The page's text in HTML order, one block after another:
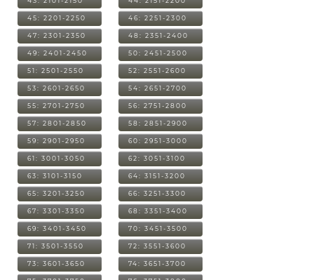
45: 2201-2250 46: 2251-2300
47: 2301-2350 48: 2351-2400
49: 2401-2450 50: 2451-2500
51: 2501-2550 52: 2551-2600
53: 2601-2650 54: 2651-2700
55: 2701-2750 56: 2751-2800
57: 2801-2850 58: 2851-2900
59: 2901-2950 60: 2951-3000
61: 3001-3050 62: 3051-3100
63: 3101-3150 64: 3151-3200
65: 3201-3250 66: 3251-3300
67: 3301-3350 68: 3351-3400
69: 3401-3450 70: 3451-3500
71: 3501-3550 72: 3551-3600
73: 3601-3650 74: 3651-3700